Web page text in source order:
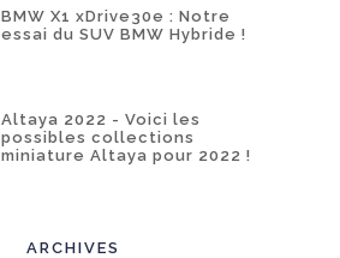
BMW X1 xDrive30e : Notre
essai du SUV BMW Hybride !
Altaya 2022 - Voici les
possibles collections
miniature Altaya pour 2022 !
ARCHIVES